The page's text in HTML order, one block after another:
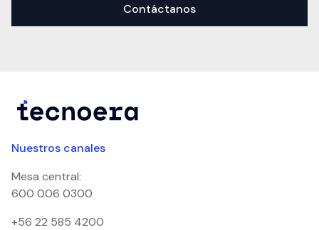
Contáctanos
Nuestros canales
Mesa central:
600 006 0300
+56 22 585 4200